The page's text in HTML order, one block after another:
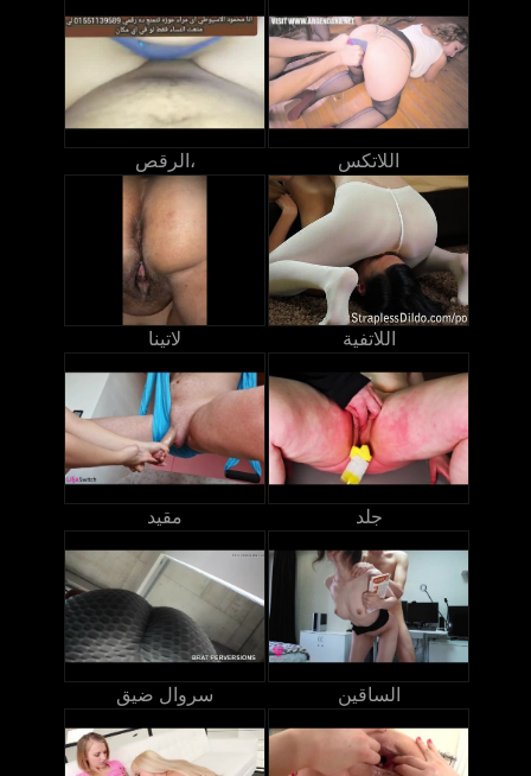
الرقص، اللاتكس
لاتينا اللاتفية
مقيد جلد
سروال ضيق الساقين